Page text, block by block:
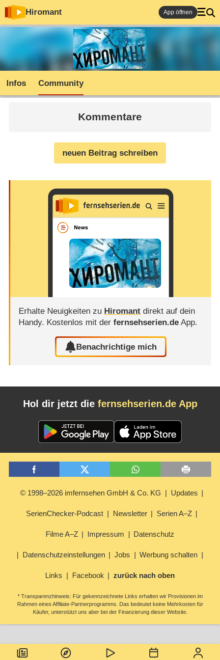
Hiromant App öffnen
Infos Community
Kommentare
neuen Beitrag schreiben
Erhalte Neuigkeiten zu Hiromantdirekt auf dein
Handy. Kostenlos mit der fernsehserien.deApp.
Benachrichtige mich
Hol dir jetzt die fernsehserien.de App
© 1998–2026 imfernsehen GmbH & Co. KG Updates
SerienChecker-Podcast Newsletter Serien A–Z
Filme A–Z Impressum Datenschutz
Datenschutzeinstellungen Jobs Werbung schalten
Links Facebook zurück nach oben
* Transparenzhinweis: Für gekennzeichnete Links erhalten wir Provisionen im
Rahmen eines Affiliate-Partnerprogramms. Das bedeutet keine Mehrkosten für
Käufer, unterstützt uns aber bei der Finanzierung dieser Website.